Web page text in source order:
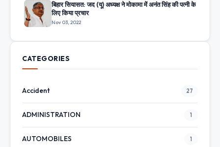
बिहार सियासत: जद (यू) अध्यक्ष ने मोकामा में अनंत सिंह की पत्नी के
लिए किया प्रचार
Nov 03, 2022
CATEGORIES
Accident 27
ADMINISTRATION 1
AUTOMOBILES 1